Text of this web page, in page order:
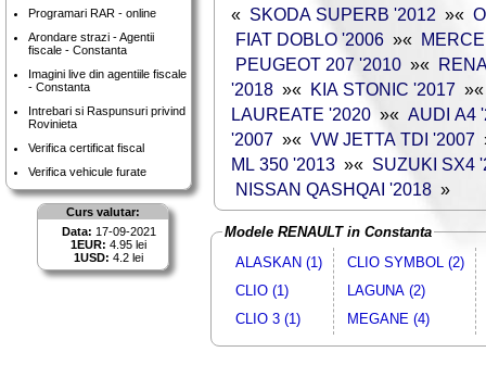
Programari RAR - online
Arondare strazi - Agentii
fiscale - Constanta
Imagini live din agentiile fiscale
- Constanta
Intrebari si Raspunsuri privind
Rovinieta
Verifica certificat fiscal
Verifica vehicule furate
Curs valutar:
Data: 17-09-2021
1EUR: 4.95 lei
1USD: 4.2 lei
« SKODA SUPERB '2012 »«
FIAT DOBLO '2006 »«
PEUGEOT 207 '2010 »«
'2018 »« KIA STONIC '2017 »
LAUREATE '2020 »« AUDI A4
'2007 »« VW JETTA TDI '2007
ML 350 '2013 »« SUZUKI SX4
NISSAN QASHQAI '2018 »
Modele RENAULT in Constanta
ALASKAN (1)
CLIO (1)
CLIO 3 (1)
CLIO SYMBOL (2)
LAGUNA (2)
MEGANE (4)